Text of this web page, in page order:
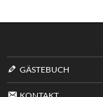
GÄSTEBUCH